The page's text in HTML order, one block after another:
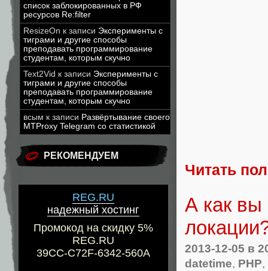
список заблокированных в РФ
ресурсов Re:filter
ResizeOn к записи Эксперименты с
тиграми и другие способы
преподавать программирование
студентам, которым скучно
Text2Vid к записи Эксперименты с
тиграми и другие способы
преподавать программирование
студентам, которым скучно
всым к записи Развёртывание своего
MTProxy Telegram со статистикой
РЕКОМЕНДУЕМ
REG.RU
надежный хостинг
Промокод на скидку 5%
REG.RU
39CC-C72F-6342-560A
Читать
А как вы
2013-12-05 в
datetime, PHP,